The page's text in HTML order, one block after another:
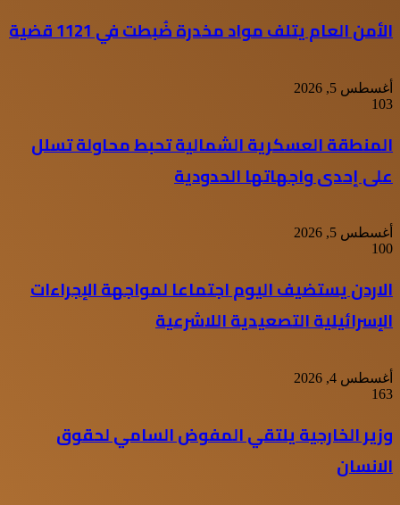
الأمن العام يتلف مواد مخدرة ضُبطت في 1121 قضية
أغسطس 5, 2026
103
المنطقة العسكرية الشمالية تحبط محاولة تسلل
على إحدى واجهاتها الحدودية
أغسطس 5, 2026
100
الاردن يستضيف اليوم اجتماعا لمواجهة الإجراءات
الإسرائيلية التصعيدية اللاشرعية
أغسطس 4, 2026
163
وزير الخارجية يلتقي المفوض السامي لحقوق
الانسان